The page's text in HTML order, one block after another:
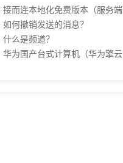
如何撤销发送的消息？
什么是频道？